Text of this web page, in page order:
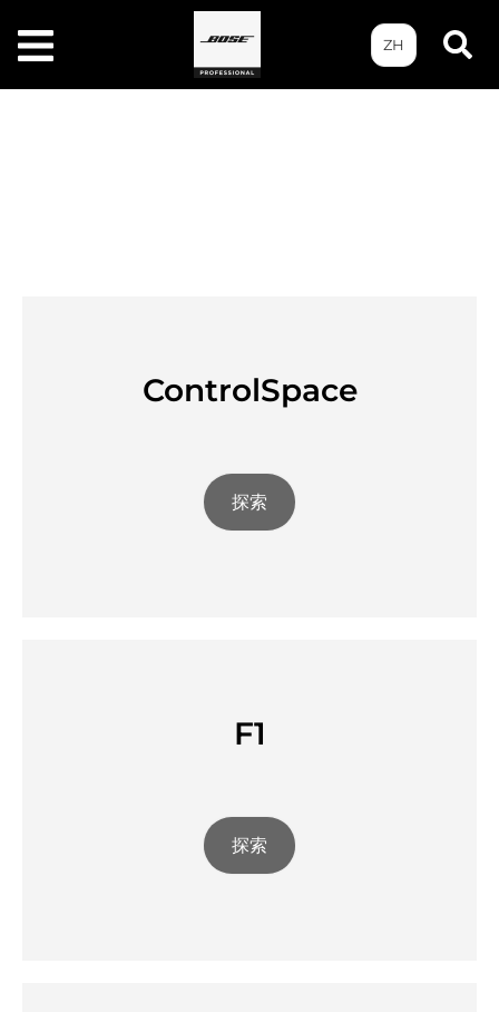
ZH
ControlSpace
探索
F1
探索